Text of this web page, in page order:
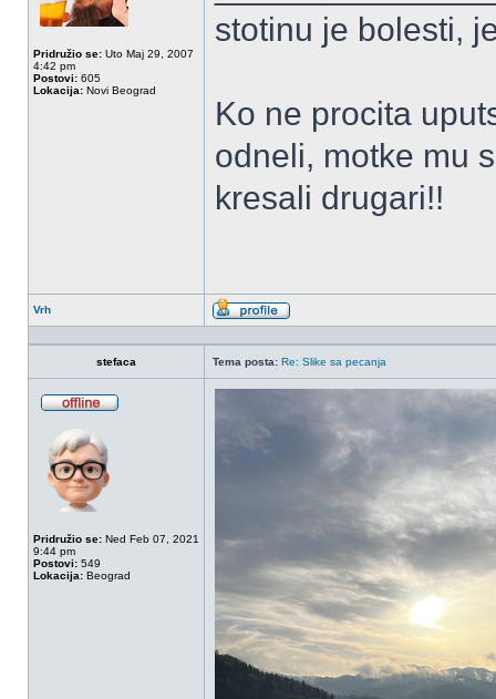
Pridružio se: Uto Maj 29, 2007
4:42 pm
Postovi: 605
Lokacija: Novi Beograd
stotinu je bolesti,
Ko ne procita
odneli, motke mu
kresali drugari!!
Vrh
Profil
stefaca Tema posta: Re: Slike sa pecanja
Pridružio se: Ned Feb 07, 2021
9:44 pm
Postovi: 549
Lokacija: Beograd